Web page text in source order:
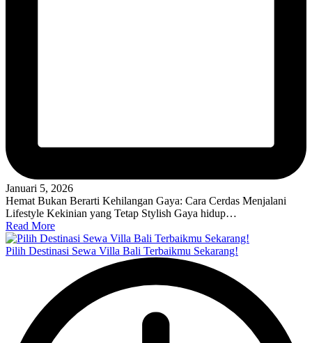
Januari 5, 2026
Hemat Bukan Berarti Kehilangan Gaya: Cara Cerdas Menjalani
Lifestyle Kekinian yang Tetap Stylish Gaya hidup…
Read More
Pilih Destinasi Sewa Villa Bali Terbaikmu Sekarang!